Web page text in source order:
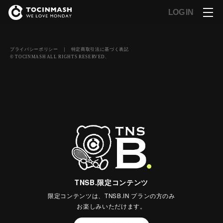
LOG IN
TNSB.限定コンテンツ
限定コンテンツは、TNSB.IN プランの方のみ
お楽しみいただけます。
プライバシーポリシー ｜ 特定商取引法に基づく表記
© TOCINMASH ALL RIGHTS RESERVED.